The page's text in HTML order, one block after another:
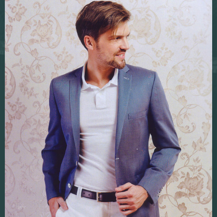
Echantillonage tissus
Corporate